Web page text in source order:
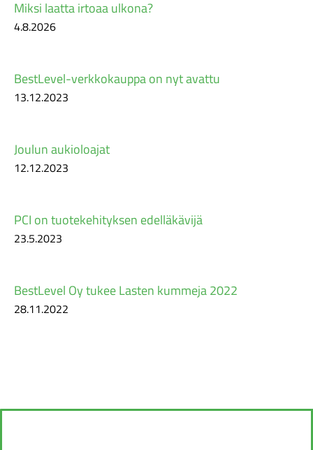
Miksi laatta irtoaa ulkona?
4.8.2026
BestLevel-verkkokauppa on nyt avattu
13.12.2023
Joulun aukioloajat
12.12.2023
PCI on tuotekehityksen edelläkävijä
23.5.2023
BestLevel Oy tukee Lasten kummeja 2022
28.11.2022